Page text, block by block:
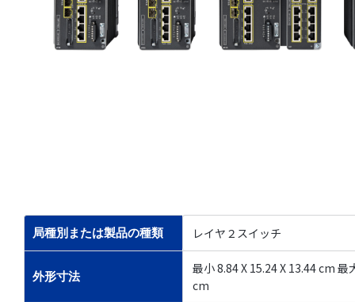
局種別または製品の種類 レイヤ２スイッチ
外形寸法
最小 8.84 X 15.24 X 13.44 cm 最
cm